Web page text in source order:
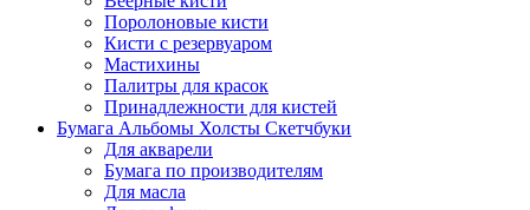
Поролоновые кисти
Кисти с резервуаром
Мастихины
Палитры для красок
Принадлежности для кистей
Бумага Альбомы Холсты Скетчбуки
Для акварели
Бумага по производителям
Для масла